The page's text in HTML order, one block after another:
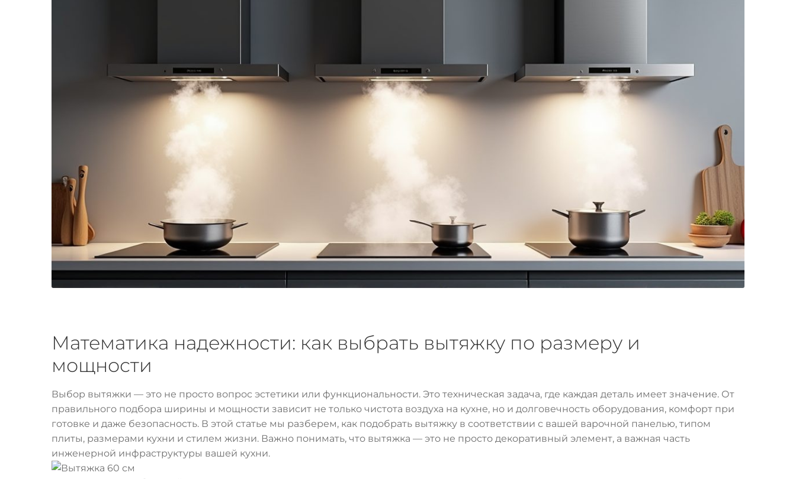
Математика надежности: как выбрать вытяжку по размеру и
мощности
Выбор вытяжки — это не просто вопрос эстетики или функциональности. Это техническая задача, где каждая деталь имеет значение. От
правильного подбора ширины и мощности зависит не только чистота воздуха на кухне, но и долговечность оборудования, комфорт при
готовке и даже безопасность. В этой статье мы разберем, как подобрать вытяжку в соответствии с вашей варочной панелью, типом
плиты, размерами кухни и стилем жизни. Важно понимать, что вытяжка — это не просто декоративный элемент, а важная часть
инженерной инфраструктуры вашей кухни.